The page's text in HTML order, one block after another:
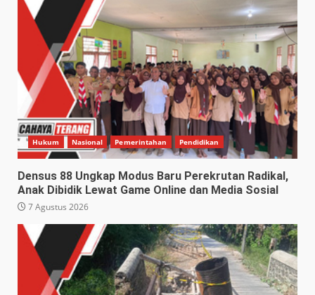
Hukum Nasional Pemerintahan Pendidikan
Densus 88 Ungkap Modus Baru Perekrutan Radikal,
Anak Dibidik Lewat Game Online dan Media Sosial
7 Agustus 2026